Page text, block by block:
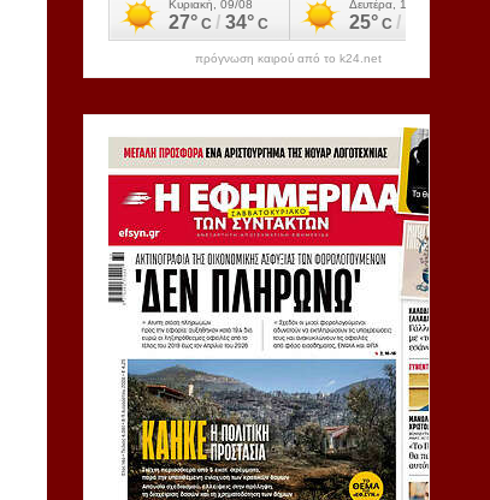
πρόγνωση καιρού από το k24.net